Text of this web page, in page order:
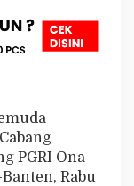
PGRI Ona
Rabu